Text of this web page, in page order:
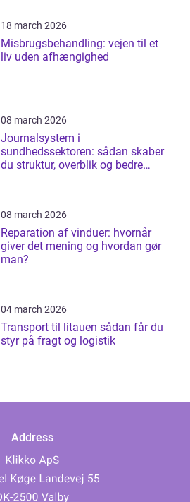
18 march 2026
Misbrugsbehandling: vejen til et
liv uden afhængighed
08 march 2026
Journalsystem i
sundhedssektoren: sådan skaber
du struktur, overblik og bedre
08 march 2026
Reparation af vinduer: hvornår
giver det mening og hvordan gør
man?
04 march 2026
Transport til litauen sådan får du
styr på fragt og logistik
Address